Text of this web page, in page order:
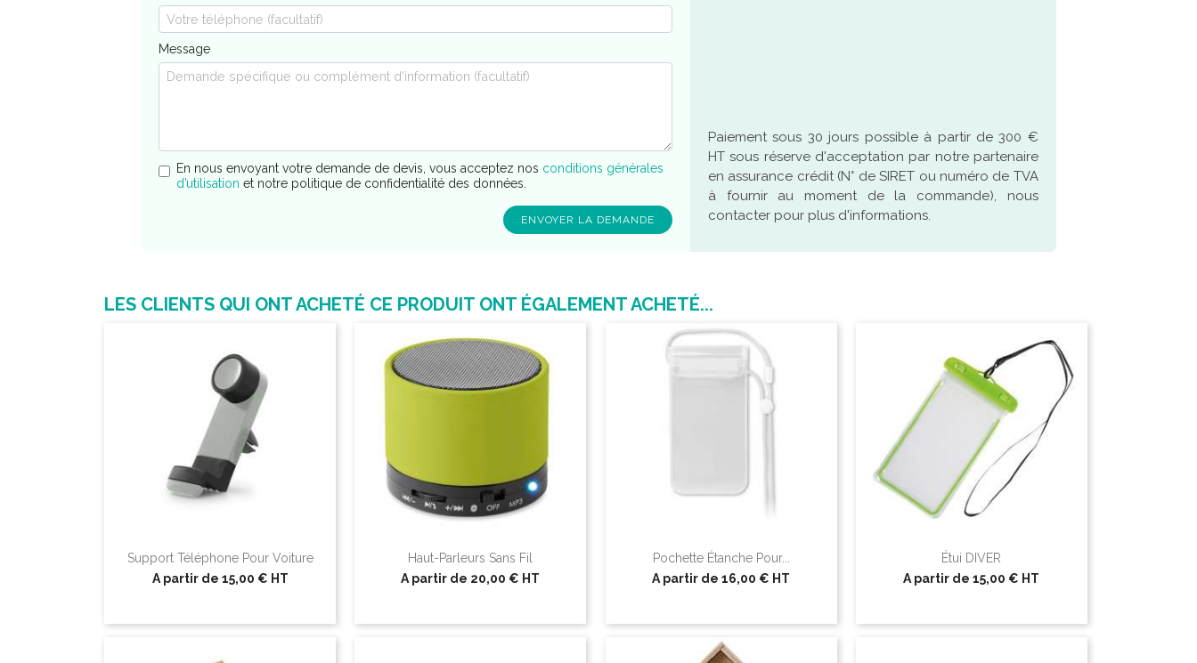
Message
En nous envoyant votre demande de devis, vous acceptez nos conditions générales
d’utilisation et notre politique de confidentialité des données.
Paiement sous 30 jours possible à partir de 300 €
HT sous réserve d'acceptation par notre partenaire
en assurance crédit (N° de SIRET ou numéro de TVA
à fournir au moment de la commande), nous
contacter pour plus d'informations.
LES CLIENTS QUI ONT ACHETÉ CE PRODUIT ONT ÉGALEMENT ACHETÉ...
Support Téléphone Pour Voiture
A partir de 15,00 € HT
Haut-Parleurs Sans Fil
A partir de 20,00 € HT
Pochette Étanche Pour...
A partir de 16,00 € HT
Étui DIVER
A partir de15,00 € HT